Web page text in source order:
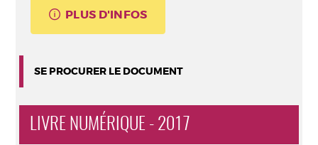
PLUS D'INFOS
SE PROCURER LE DOCUMENT
LIVRE NUMÉRIQUE - 2017